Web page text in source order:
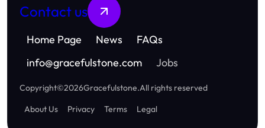
Contact us
Home Page News
FAQs
info@gracefulstone.com Jobs
Copyright©2026Gracefulstone.All rights reserved
About Us
Privacy Terms Legal